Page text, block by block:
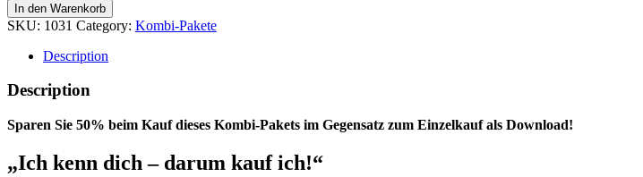
In den Warenkorb
SKU: 1031 Category: Kombi-Pakete
Description
Description
Sparen Sie 50% beim Kauf dieses Kombi-Pakets im Gegensatz zum Einzelkauf als Download!
„Ich kenn dich – darum kauf ich!“